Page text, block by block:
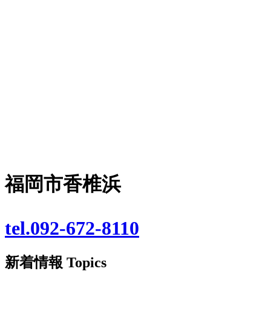
福岡市香椎浜
tel.092-672-8110
新着情報 Topics